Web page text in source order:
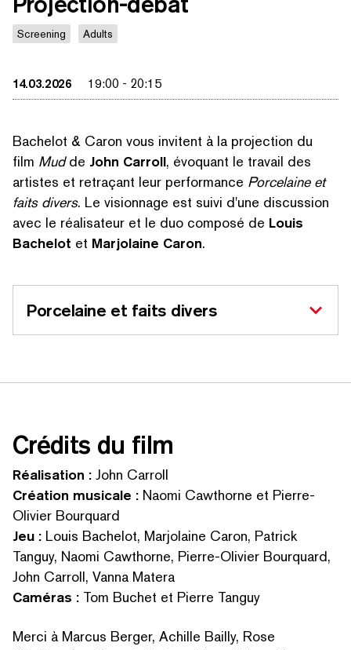
Screening Adults
14.03.2026 19:00 - 20:15
Bachelot & Caron vous invitent à la projection du
film Mudde John Carroll, évoquant le travail des
artistes et retraçant leur performance Porcelaine et
faits divers. Le visionnage est suivi d'une discussion
avec le réalisateur et le duo composé de Louis
Bachelot et Marjolaine Caron.
Porcelaine et faits divers
Crédits du film
Réalisation : John Carroll
Création musicale : Naomi Cawthorne et Pierre-
Olivier Bourquard
Jeu : Louis Bachelot, Marjolaine Caron, Patrick
Tanguy, Naomi Cawthorne, Pierre-Olivier Bourquard,
John Carroll, Vanna Matera
Caméras : Tom Buchet et Pierre Tanguy
Merci à Marcus Berger, Achille Bailly, Rose